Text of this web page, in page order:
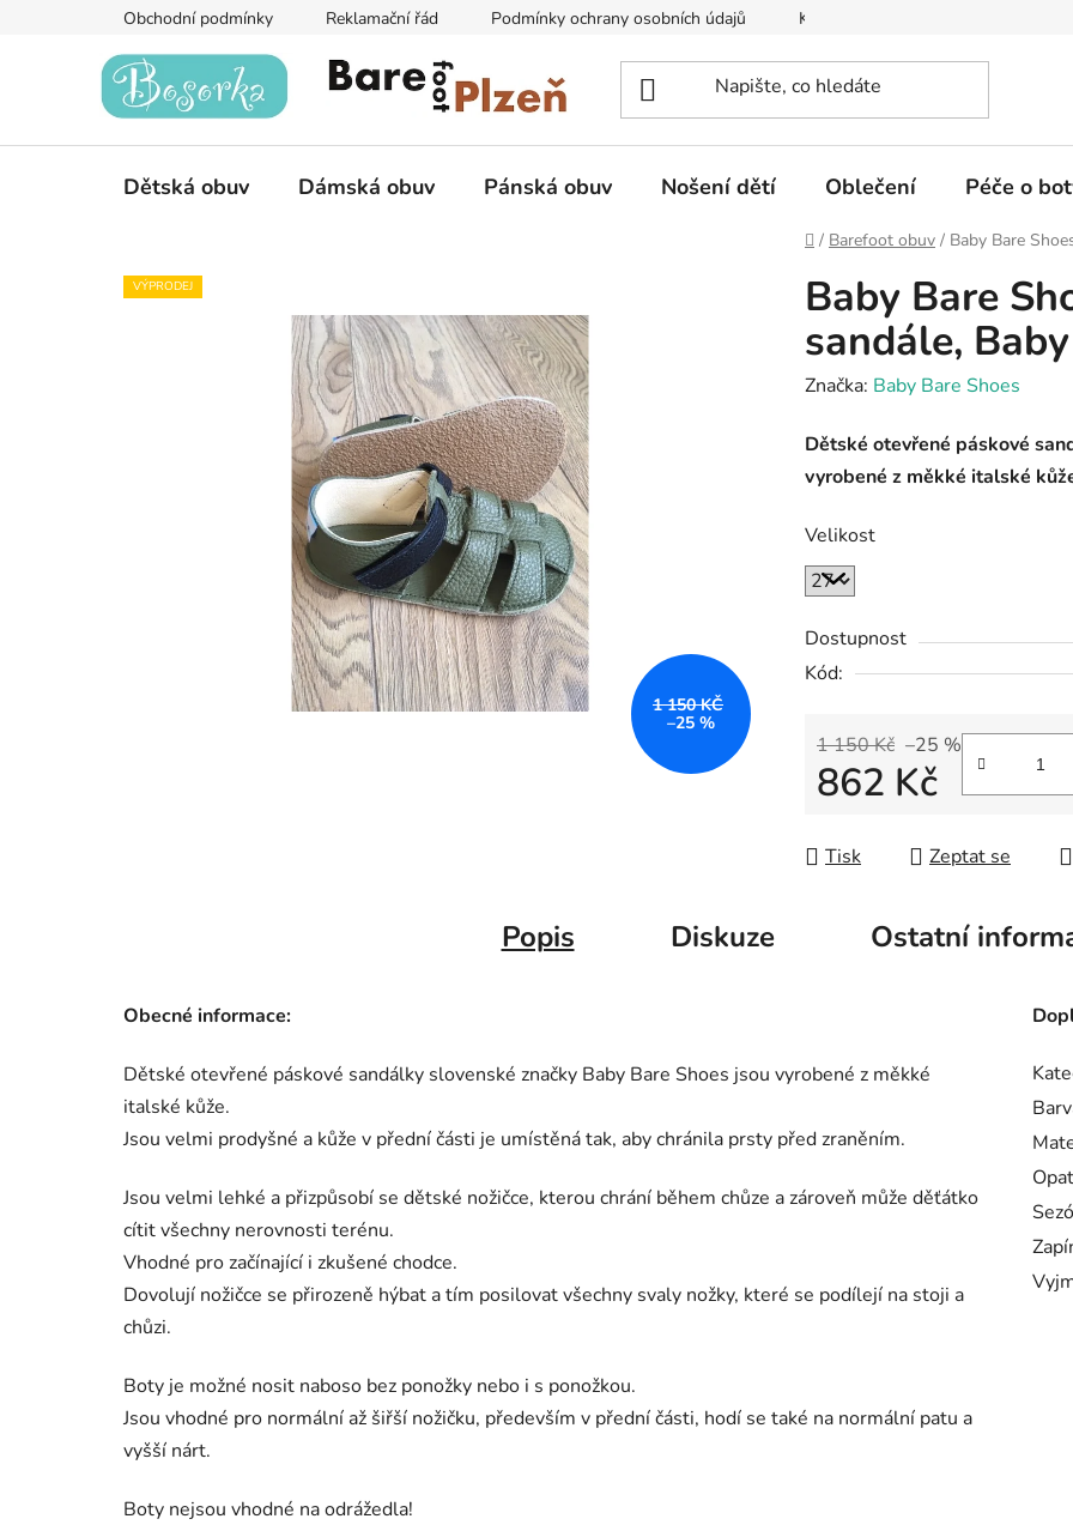
Obchodní podmínky Reklamační řád Podmínky ochrany osobních údajů Kontakty na prodejny
Dětská obuv Dámská obuv Pánská obuv Nošení dětí Oblečení Péče o
Domů
/ Barefoot obuv / Baby Bare
Baby Bare
sandále,
Značka: Baby Bare Shoes
Dětské otevřené páskové
vyrobené z měkké italské
Velikost
Dostupnost
Kód:
1 150 Kč –25 %
862 Kč
Tisk
Zeptat se
VÝPRODEJ
1 150 KČ
–25 %
Popis Diskuze Ostatní
Obecné informace:
Dětské otevřené páskové sandálky slovenské značky Baby Bare Shoes jsou vyrobené z měkké
italské kůže.
Jsou velmi prodyšné a kůže v přední části je umístěná tak, aby chránila prsty před zraněním.
Jsou velmi lehké a přizpůsobí se dětské nožičce, kterou chrání během chůze a zároveň může děťátko
cítit všechny nerovnosti terénu.
Vhodné pro začínající i zkušené chodce.
Dovolují nožičce se přirozeně hýbat a tím posilovat všechny svaly nožky, které se podílejí na stoji a
chůzi.
Boty je možné nosit naboso bez ponožky nebo i s ponožkou.
Jsou vhodné pro normální až šiřší nožičku, především v přední části, hodí se také na normální patu a
vyšší nárt.
Boty nejsou vhodné na odrážedla!